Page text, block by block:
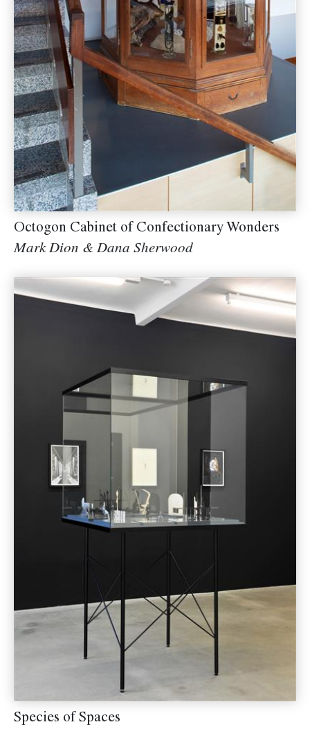
Octogon Cabinet of Confectionary Wonders
Mark Dion & Dana Sherwood
Species of Spaces